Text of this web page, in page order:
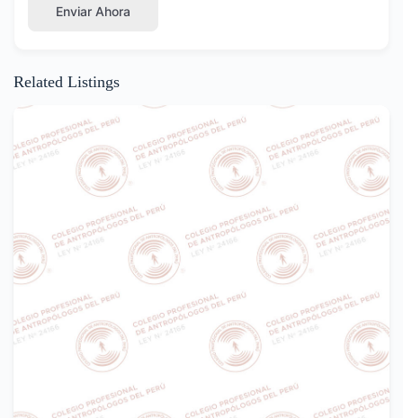
Enviar Ahora
Related Listings